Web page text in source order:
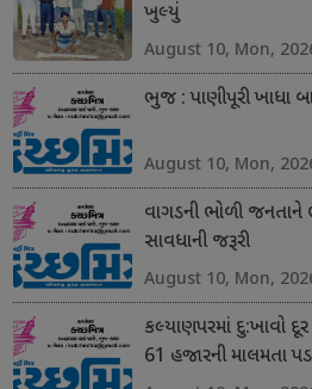
ખુલ્યું
August 10, Mon,
ભુજ : પાણીપૂરી ખાધા
August 10, Mon,
વાગડની ભોળી જનતાને
સાવધાની જરૂરી
August 10, Mon,
કલ્યાણપરમાં દુ:ખાવો
61 હજારની માલમતા